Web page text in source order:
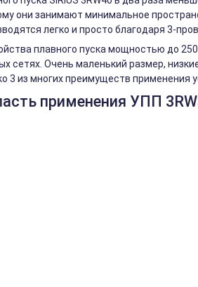
они занимают минимальное
легко и просто благодаря 3-
плавного пуска мощностью до
сетях. Очень маленький размер,
3 из многих преимуществ применения
применения УПП